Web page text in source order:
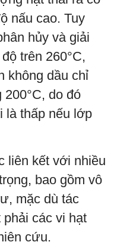
nấu cao. Tuy
hủy và giải
trên 260°C,
không dầu chỉ
200°C, do đó
là thấp nếu lớp
liên kết với nhiều
bao gồm vô
mặc dù tác
phải các vi hạt
cứu.